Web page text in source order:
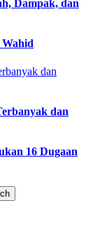
Dampak, dan
Wahid
dan
16 Dugaan